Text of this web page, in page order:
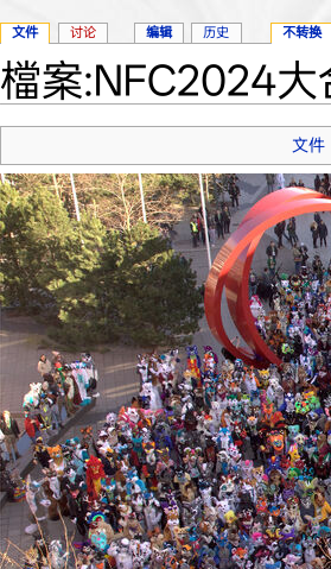
檔案:NFC2024大
文件
文件 讨论 编辑 历史 不转换